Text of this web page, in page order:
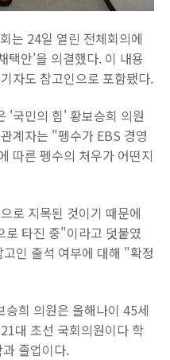
는 24일 열린 전체회의에
택안'을 의결했다. 이 내용
자도 참고인으로 포함됐다.
'국민의 힘' 황보승희 의원
계자는 "펭수가 EBS 경영
따른 펭수의 처우가 어떤지
로 지목된 것이기 때문에
로 타진 중"이라고 덧붙였
인 출석 여부에 대해 "확정
희 의원은 올해나이 45세
대 초선 국회의원이다 학
졸업이다.